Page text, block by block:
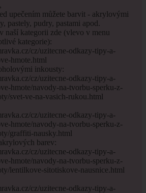
upečením můžete barvit - akrylovými
pastely, pudry, pastami apod.
naší kategorii zde (vlevo v menu
kategorie):
cz/uzitecne-odkazy-tipy-a-
hmote.html
inkousty:
cz/uzitecne-odkazy-tipy-a-
hmote/navody-na-tvorbu-sperku-z-
svet-ve-na-vasich-rukou.html
cz/uzitecne-odkazy-tipy-a-
hmote/navody-na-tvorbu-sperku-z-
graffiti-nausky.html
barev:
cz/uzitecne-odkazy-tipy-a-
hmote/navody-na-tvorbu-sperku-z-
lentilkove-sitotiskove-nausnice.html
cz/uzitecne-odkazy-tipy-a-